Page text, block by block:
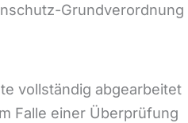
Grundverordnung
vollständig abgearbeitet
Falle einer Überprüfung